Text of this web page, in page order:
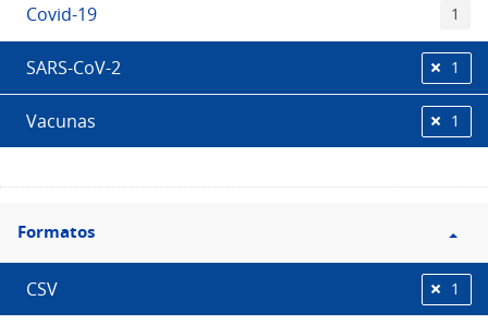
Covid-19 1
SARS-CoV-2 1
Vacunas 1
Filtro
Formatos
Formatos
CSV 1